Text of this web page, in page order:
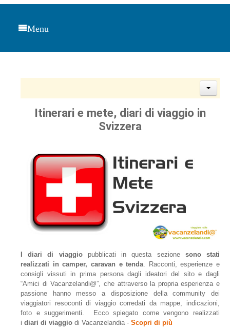
Menu
Itinerari e mete, diari di viaggio in
Svizzera
I diari di viaggiopubblicati in questa sezione sono stati
realizzati in camper, caravan e tenda. Racconti, esperienze e
consigli vissuti in prima persona dagli ideatori del sito e dagli
“Amici di Vacanzelandi@”, che attraverso la propria esperienza e
passione hanno messo a disposizione della community dei
viaggiatori resoconti di viaggio corredati da mappe, indicazioni,
foto e suggerimenti. Ecco spiegato come vengono realizzati
i diari di viaggio di Vacanzelandia - Scopri di più